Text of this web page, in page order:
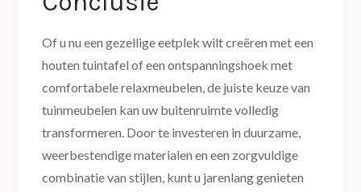
Of u nu een gezellige eetplek wilt creëren met een
houten tuintafel of een ontspanningshoek met
comfortabele relaxmeubelen, de juiste keuze van
tuinmeubelen kan uw buitenruimte volledig
transformeren. Door te investeren in duurzame,
weerbestendige materialen en een zorgvuldige
combinatie van stijlen, kunt u jarenlang genieten